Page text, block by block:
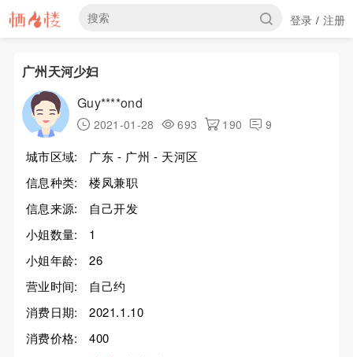
登录 / 注册
广州天河少妇
Guy****ond
2021-01-28 693 190 9
城市区域:
广东 - 广州 - 天河区
信息种类:
楼凤兼职
信息来源:
自己开发
小姐数量:
1
小姐年龄:
26
营业时间:
自己约
消费日期:
2021.1.10
消费价格:
400